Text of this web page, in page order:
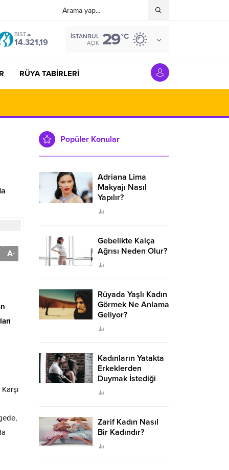
BIST
14.321,19
İSTANBUL
AÇIK 29°C
RÜYA TABİRLERİ
A-
Popüler Konular
Adriana Lima
Makyajı Nasıl
Yapılır?
Gebelikte Kalça
Ağrısı Neden Olur?
Rüyada Yaşlı Kadın
Görmek Ne Anlama
Geliyor?
Kadınların Yatakta
Erkeklerden
Duymak İstediği
Sözler
Zarif Kadın Nasıl
Bir Kadındır?